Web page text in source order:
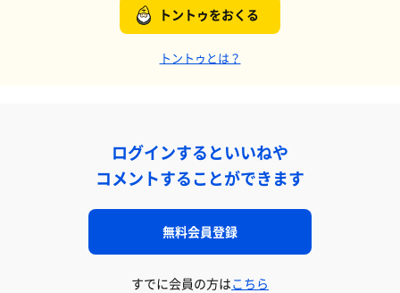
トントゥをおくる
トントゥとは？
ログインするといいねや
コメントすることができます
無料会員登録
すでに会員の方はこちら